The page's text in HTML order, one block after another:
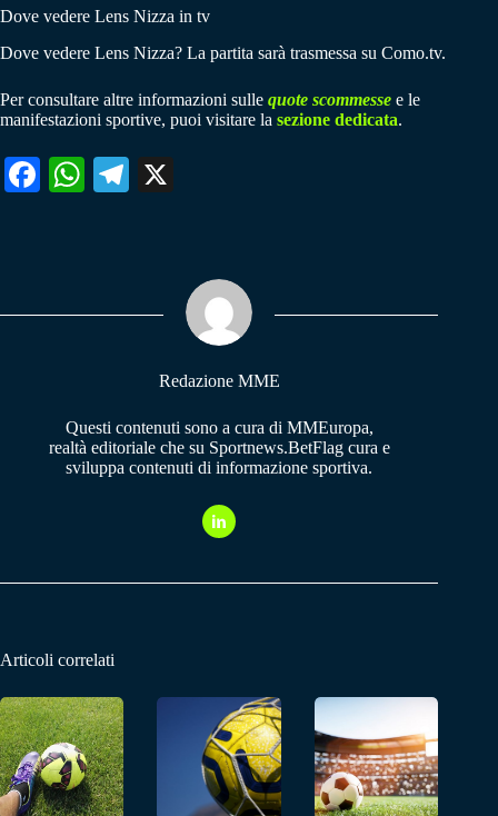
Dove vedere Lens Nizza in tv
Dove vedere Lens Nizza? La partita sarà trasmessa su Como.tv.
Per consultare altre informazioni sulle quote scommesse e le
manifestazioni sportive, puoi visitare la sezione dedicata.
Fa W
pp
Te
m
Redazione MME
Questi contenuti sono a cura di MMEuropa,
realtà editoriale che su Sportnews.BetFlag cura e
sviluppa contenuti di informazione sportiva.
Articoli correlati